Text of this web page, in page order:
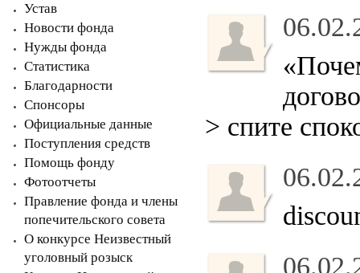
Устав
Новости фонда
Нужды фонда
Статистика
Благодарности
Спонсоры
Официальные данные
Поступления средств
Помощь фонду
Фотоотчеты
Правление фонда и члены
попечительского совета
О конкурсе Неизвестный
уголовный розыск
> спите